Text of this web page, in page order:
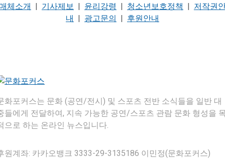
체소개 | 기사제보 | 윤리강령 | 청소년보호정책 | 저작권
내 | 광고문의 | 후원안내
화포커스는 문화 (공연/전시) 및 스포츠 전반 소식들을 일반 대
들에게 전달하여, 지속 가능한 공연/스포츠 관람 문화 형성을
으로 하는 온라인 뉴스입니다.
원계좌: 카카오뱅크 3333-29-3135186 이민정(문화포커스)